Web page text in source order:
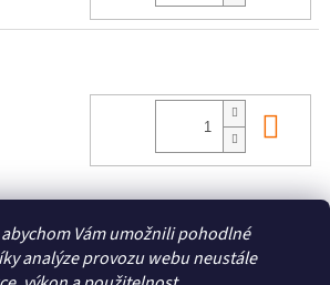
Vám umožnili pohodlné
analýze provozu webu neustále
Zboží.cz Heureka.cz